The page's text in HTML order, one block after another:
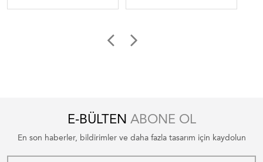
E-BÜLTEN ABONE OL
En son haberler, bildirimler ve daha fazla tasarım için kaydolun